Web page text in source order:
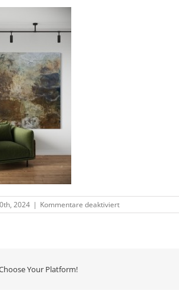
2024 | Kommentare deaktiviertfür
poersch-
Your Platform!